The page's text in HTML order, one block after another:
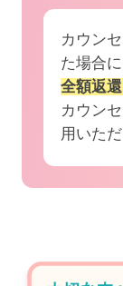
カウン
た場合に
全額返還
カウン
用いただ